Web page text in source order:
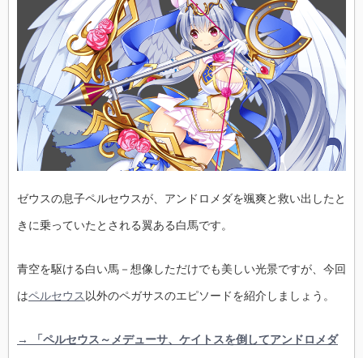
ゼウスの息子ペルセウスが、アンドロメダを颯爽と救い出したと
きに乗っていたとされる翼ある白馬です。
青空を駆ける白い馬－想像しただけでも美しい光景ですが、今回
はペルセウス 以外のペガサスのエピソードを紹介しましょう。
→ 「ペルセウス～メデューサ、ケイトスを倒してアンドロメダ